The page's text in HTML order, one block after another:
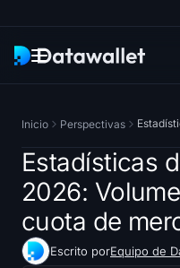
Investigación
Rastreadores de ETF
ETFs de Bitcoin
Inicio Perspectivas
Estadísticas
2026:
cuota de
Escrito porEquipo de